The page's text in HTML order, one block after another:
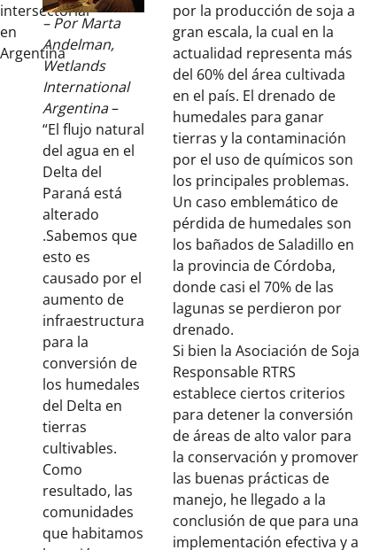
intersectorial
en
Argentina
– Por Marta
Andelman,
Wetlands
International
Argentina–
“El flujo natural
del agua en el
Delta del
Paraná está
alterado
.Sabemos que
esto es
causado por el
aumento de
infraestructura
para la
conversión de
los humedales
del Delta en
tierras
cultivables.
Como
resultado, las
comunidades
que habitamos
por la producción de soja a
gran escala, la cual en la
actualidad representa más
del 60% del área cultivada
en el país. El drenado de
humedales para ganar
tierras y la contaminación
por el uso de químicos son
los principales problemas.
Un caso emblemático de
pérdida de humedales son
los bañados de Saladillo en
la provincia de Córdoba,
donde casi el 70% de las
lagunas se perdieron por
drenado.
Si bien la Asociación de Soja
Responsable RTRS
establece ciertos criterios
para detener la conversión
de áreas de alto valor para
la conservación y promover
las buenas prácticas de
manejo, he llegado a la
conclusión de que para una
implementación efectiva y a